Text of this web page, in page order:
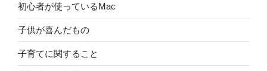
初心者が使っているMac
子供が喜んだもの
子育てに関すること